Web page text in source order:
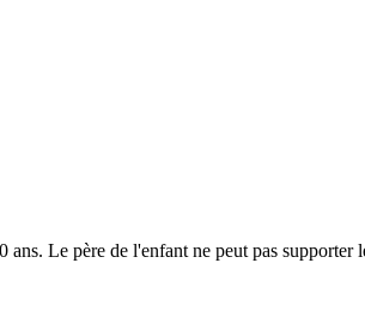
Le père de l'enfant ne peut pas supporter